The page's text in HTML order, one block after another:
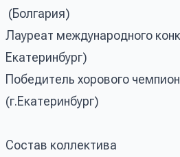
(Болгария)
Лауреат международного
Екатеринбург)
Победитель хорового
(г.Екатеринбург)
Состав коллектива